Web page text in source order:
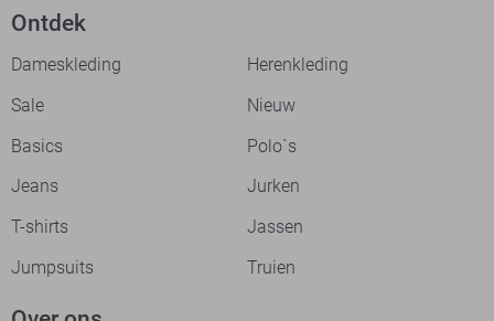
Ontdek
Dameskleding
Herenkleding
Sale
Nieuw
Basics
Polo`s
Jeans
Jurken
T-shirts
Jassen
Jumpsuits
Truien